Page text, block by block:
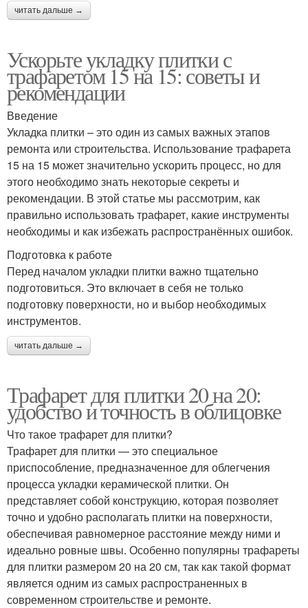
читать дальше →
Ускорьте укладку плитки с
трафаретом 15 на 15: советы и
рекомендации
Введение
Укладка плитки – это один из самых важных этапов
ремонта или строительства. Использование трафарета
15 на 15 может значительно ускорить процесс, но для
этого необходимо знать некоторые секреты и
рекомендации. В этой статье мы рассмотрим, как
правильно использовать трафарет, какие инструменты
необходимы и как избежать распространённых ошибок.
Подготовка к работе
Перед началом укладки плитки важно тщательно
подготовиться. Это включает в себя не только
подготовку поверхности, но и выбор необходимых
инструментов.
читать дальше →
Трафарет для плитки 20 на 20:
удобство и точность в облицовке
Что такое трафарет для плитки?
Трафарет для плитки — это специальное
приспособление, предназначенное для облегчения
процесса укладки керамической плитки. Он
представляет собой конструкцию, которая позволяет
точно и удобно располагать плитки на поверхности,
обеспечивая равномерное расстояние между ними и
идеально ровные швы. Особенно популярны трафареты
для плитки размером 20 на 20 см, так как такой формат
является одним из самых распространенных в
современном строительстве и ремонте.